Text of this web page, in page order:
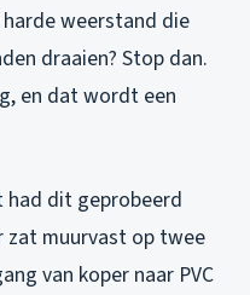
harde weerstand die
draaien? Stop dan.
en dat wordt een
dit geprobeerd
zat muurvast op twee
van koper naar PVC